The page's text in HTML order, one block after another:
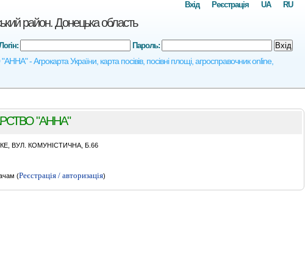
район. Донецька область
України, карта посівів, посівні площі, агросправочник online,
RU
UA
Реєстрація
Вхід
Пароль: Вхід
"АННА"
ВУЛ. КОМУНIСТИЧНА, Б.66
(Реєстрація / авторизація)